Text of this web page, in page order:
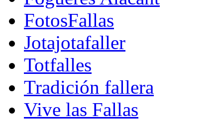
FotosFallas
Jotajotafaller
Totfalles
Tradición fallera
Vive las Fallas